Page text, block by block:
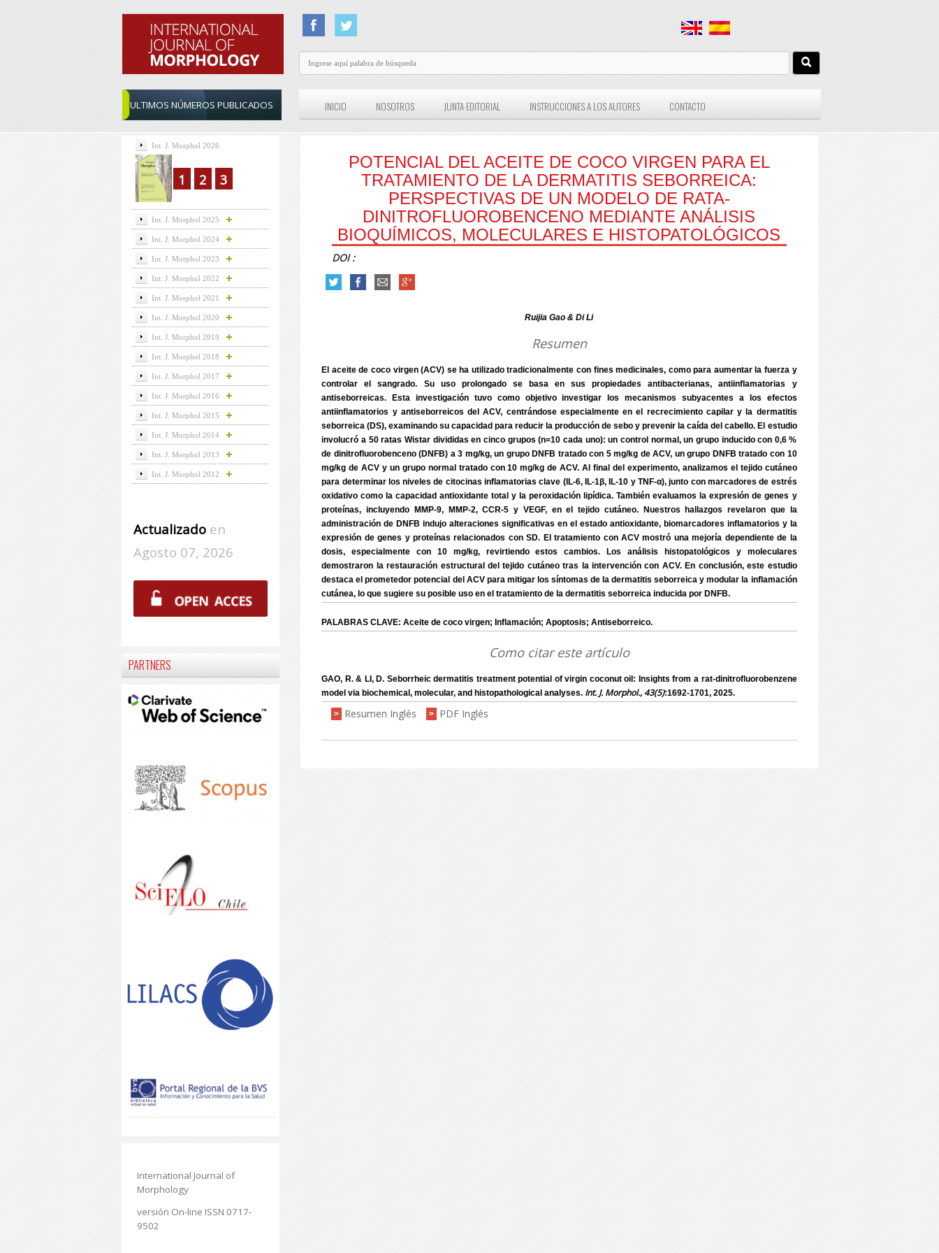
ULTIMOS NÚMEROS PUBLICADOS INICIO NOSOTROS JUNTA EDITORIAL INSTRUCCIONES A LOS AUTORES CONTACTO
POTENCIAL DEL ACEITE DE COCO VIRGEN PARA EL
TRATAMIENTO DE LA DERMATITIS SEBORREICA:
PERSPECTIVAS DE UN MODELO DE RATA-
DINITROFLUOROBENCENO MEDIANTE ANÁLISIS
BIOQUÍMICOS, MOLECULARES E HISTOPATOLÓGICOS
DOI :
Ruijia Gao & Di Li
Resumen
El aceite de coco virgen (ACV) se ha utilizado tradicionalmente con fines medicinales, como para aumentar la fuerza y
controlar el sangrado. Su uso prolongado se basa en sus propiedades antibacterianas, antiinflamatorias y
antiseborreicas. Esta investigación tuvo como objetivo investigar los mecanismos subyacentes a los efectos
antiinflamatorios y antiseborreicos del ACV, centrándose especialmente en el recrecimiento capilar y la dermatitis
seborreica (DS), examinando su capacidad para reducir la producción de sebo y prevenir la caída del cabello. El estudio
involucró a 50 ratas Wistar divididas en cinco grupos (n=10 cada uno): un control normal, un grupo inducido con 0,6 %
de dinitrofluorobenceno (DNFB) a 3 mg/kg, un grupo DNFB tratado con 5 mg/kg de ACV, un grupo DNFB tratado con 10
mg/kg de ACV y un grupo normal tratado con 10 mg/kg de ACV. Al final del experimento, analizamos el tejido cutáneo
para determinar los niveles de citocinas inflamatorias clave (IL-6, IL-1β, IL-10 y TNF-α), junto con marcadores de estrés
oxidativo como la capacidad antioxidante total y la peroxidación lipídica. También evaluamos la expresión de genes y
proteínas, incluyendo MMP-9, MMP-2, CCR-5 y VEGF, en el tejido cutáneo. Nuestros hallazgos revelaron que la
administración de DNFB indujo alteraciones significativas en el estado antioxidante, biomarcadores inflamatorios y la
expresión de genes y proteínas relacionados con SD. El tratamiento con ACV mostró una mejoría dependiente de la
dosis, especialmente con 10 mg/kg, revirtiendo estos cambios. Los análisis histopatológicos y moleculares
demostraron la restauración estructural del tejido cutáneo tras la intervención con ACV. En conclusión, este estudio
destaca el prometedor potencial del ACV para mitigar los síntomas de la dermatitis seborreica y modular la inflamación
cutánea, lo que sugiere su posible uso en el tratamiento de la dermatitis seborreica inducida por DNFB.
PALABRAS CLAVE: Aceite de coco virgen; Inflamación; Apoptosis; Antiseborreico.
Como citar este artículo
GAO, R. & LI, D. Seborrheic dermatitis treatment potential of virgin coconut oil: Insights from a rat-dinitrofluorobenzene
model via biochemical, molecular, and histopathological analyses. Int. J. Morphol., 43(5):1692-1701, 2025.
> Resumen Inglés > PDF Inglés
Int. J. Morphol 2026
1 2 3
Int. J. Morphol 2025
Int. J. Morphol 2024
Int. J. Morphol 2023
Int. J. Morphol 2022
Int. J. Morphol 2021
Int. J. Morphol 2020
Int. J. Morphol 2019
Int. J. Morphol 2018
Int. J. Morphol 2017
Int. J. Morphol 2016
Int. J. Morphol 2015
Int. J. Morphol 2014
Int. J. Morphol 2013
Int. J. Morphol 2012
Actualizadoen
Agosto 07, 2026
PARTNERS
International Journal of
Morphology
versión On-line ISSN 0717-
9502